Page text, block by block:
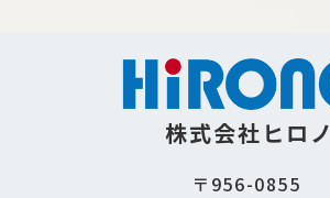
株式会社ヒロノ
〒956-0855